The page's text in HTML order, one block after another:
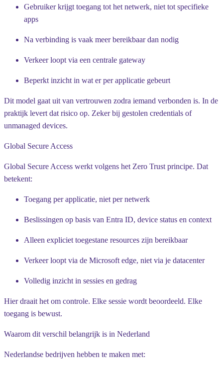
Gebruiker krijgt toegang tot het netwerk, niet tot specifieke
apps
Na verbinding is vaak meer bereikbaar dan nodig
Verkeer loopt via een centrale gateway
Beperkt inzicht in wat er per applicatie gebeurt
Dit model gaat uit van vertrouwen zodra iemand verbonden is. In de
praktijk levert dat risico op. Zeker bij gestolen credentials of
unmanaged devices.
Global Secure Access
Global Secure Access werkt volgens het Zero Trust principe. Dat
betekent:
Toegang per applicatie, niet per netwerk
Beslissingen op basis van Entra ID, device status en context
Alleen expliciet toegestane resources zijn bereikbaar
Verkeer loopt via de Microsoft edge, niet via je datacenter
Volledig inzicht in sessies en gedrag
Hier draait het om controle. Elke sessie wordt beoordeeld. Elke
toegang is bewust.
Waarom dit verschil belangrijk is in Nederland
Nederlandse bedrijven hebben te maken met: